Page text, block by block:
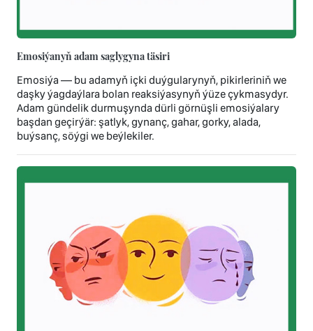
Emosiýanyň adam saglygyna täsiri
Emosiýa — bu adamyň içki duýgularynyň, pikirleriniň we
daşky ýagdaýlara bolan reaksiýasynyň ýüze çykmasydyr.
Adam gündelik durmuşynda dürli görnüşli emosiýalary
başdan geçirýär: şatlyk, gynanç, gahar, gorky, alada,
buýsanç, söýgi we beýlekiler.